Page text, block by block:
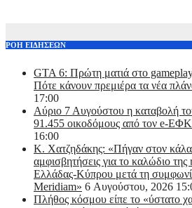
ΡΟΗ ΕΙΔΗΣΕΩΝ
GTA 6: Πρώτη ματιά στο
Πότε κάνουν πρεμιέρα τα νέα
17:00
Αύριο 7 Αυγούστου η καταβολή
91.455 οικοδόμους από τον e-
16:00
Κ. Χατζηδάκης: «Πήγαν στον
αμφισβητήσεις για το καλώδιο της
Ελλάδας-Κύπρου μετά τη
Meridiam» 6 Αυγούστου, 2026
Πλήθος κόσμου είπε το «ύστατο